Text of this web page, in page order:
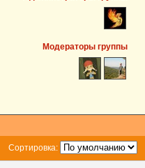
Модераторы группы
Сортировка: